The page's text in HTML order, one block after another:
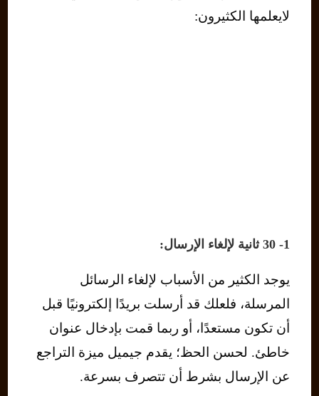
لايعلمها الكثيرون:
1- 30 ثانية لإلغاء الإرسال:
يوجد الكثير من الأسباب لإلغاء الرسائل
المرسلة، فلعلك قد أرسلت بريدًا إلكترونيًا قبل
أن تكون مستعدًا، أو ربما قمت بإدخال عنوان
خاطئ. لحسن الحظ؛ يقدم جيميل ميزة التراجع
عن الإرسال بشرط أن تتصرف بسرعة.